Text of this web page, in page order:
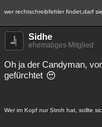
wer rechtschreibfehler findet,darf
Sidhe
ehemaliges Mitglied
Oh ja der Candyman,
gefürchtet
Wer im Kopf nur Stroh hat, sollte